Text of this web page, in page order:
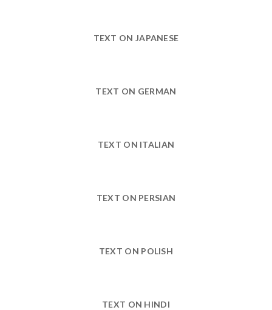
TEXT ON JAPANESE
TEXT ON GERMAN
TEXT ON ITALIAN
TEXT ON PERSIAN
TEXT ON POLISH
TEXT ON HINDI